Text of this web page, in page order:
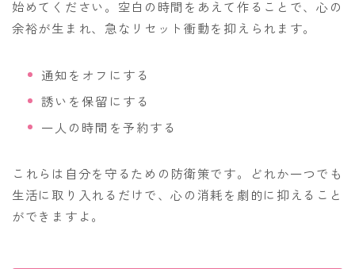
始めてください。空白の時間をあえて作ることで、心の
余裕が生まれ、急なリセット衝動を抑えられます。
通知をオフにする
誘いを保留にする
一人の時間を予約する
これらは自分を守るための防衛策です。どれか一つでも
生活に取り入れるだけで、心の消耗を劇的に抑えること
ができますよ。